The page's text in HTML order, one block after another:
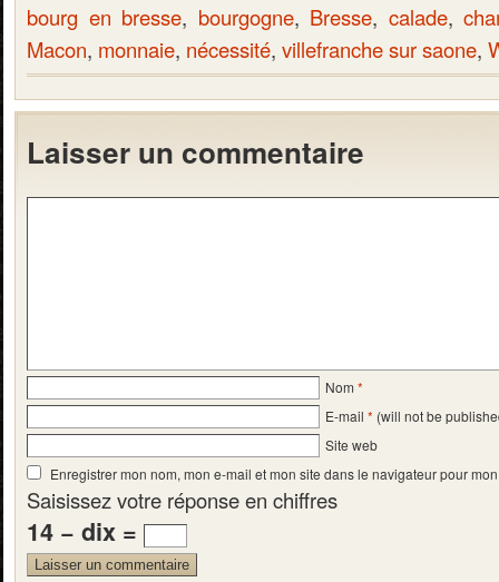
bourg en bresse, bourgogne, Bresse, calade,
Macon, monnaie, nécessité, villefranche sur saone,
Laisser un commentaire
Nom *
E-mail * (will not be
Site web
Enregistrer mon nom, mon e-mail et mon site dans le navigateur pour
Saisissez votre réponse en chiffres
14 − dix =